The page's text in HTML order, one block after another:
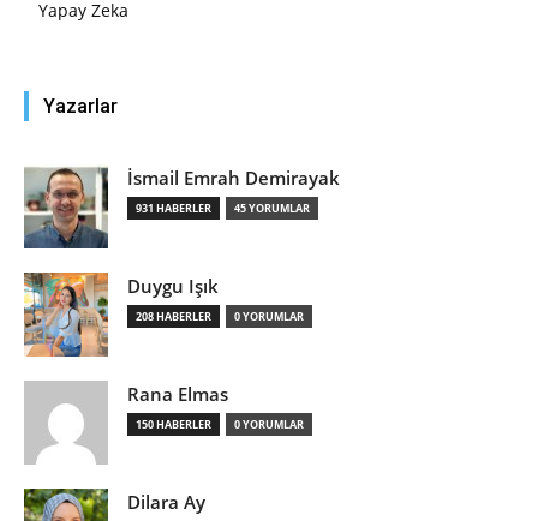
Yapay Zeka
Yazarlar
İsmail Emrah Demirayak
931 HABERLER 45 YORUMLAR
Duygu Işık
208 HABERLER 0 YORUMLAR
Rana Elmas
150 HABERLER 0 YORUMLAR
Dilara Ay